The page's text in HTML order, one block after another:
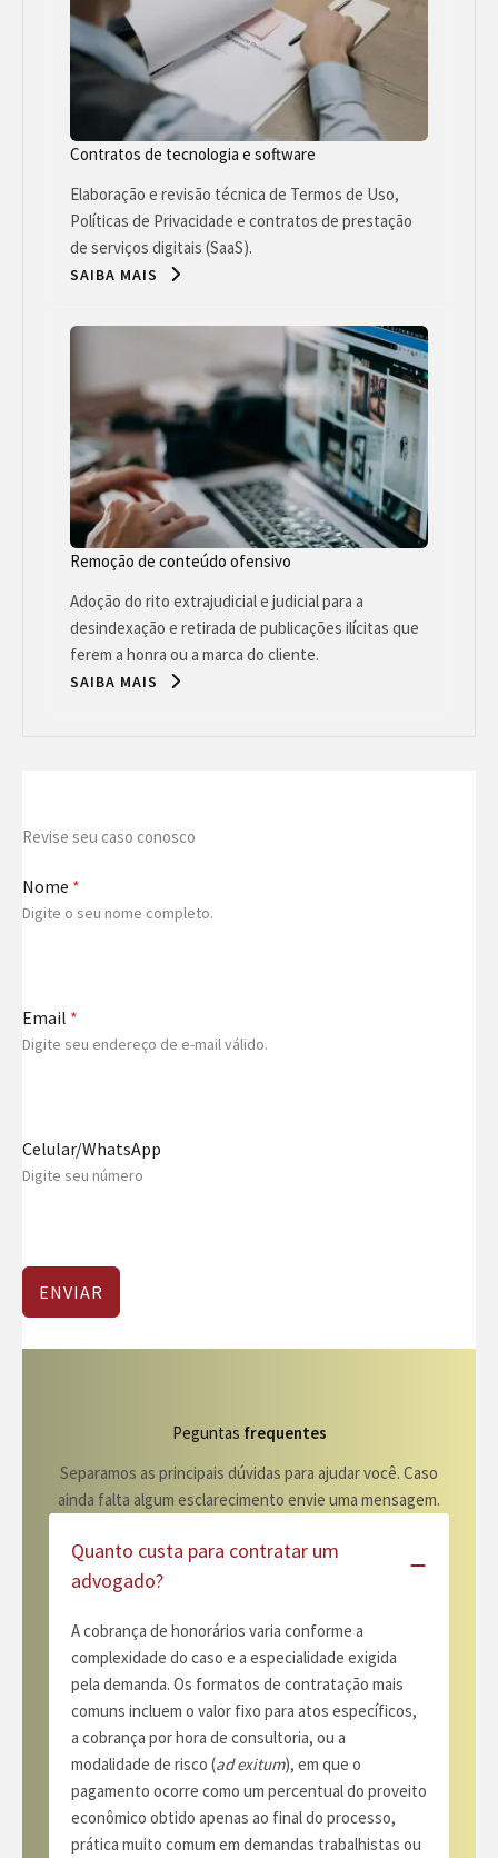
Contratos de tecnologia e software
Elaboração e revisão técnica de Termos de Uso,
Políticas de Privacidade e contratos de prestação
de serviços digitais (SaaS).
SAIBA MAIS
Remoção de conteúdo ofensivo
Adoção do rito extrajudicial e judicial para a
desindexação e retirada de publicações ilícitas que
ferem a honra ou a marca do cliente.
SAIBA MAIS
Revise seu caso conosco
Nome *
Digite o seu nome completo.
Email *
Digite seu endereço de e-mail válido.
Celular/WhatsApp
Digite seu número
ENVIAR
Peguntas frequentes
Separamos as principais dúvidas para ajudar você. Caso
ainda falta algum esclarecimento envie uma mensagem.
Quanto custa para contratar um
advogado?
A cobrança de honorários varia conforme a
complexidade do caso e a especialidade exigida
pela demanda. Os formatos de contratação mais
comuns incluem o valor fixo para atos específicos,
a cobrança por hora de consultoria, ou a
modalidade de risco (ad exitum), em que o
pagamento ocorre como um percentual do proveito
econômico obtido apenas ao final do processo,
prática muito comum em demandas trabalhistas ou